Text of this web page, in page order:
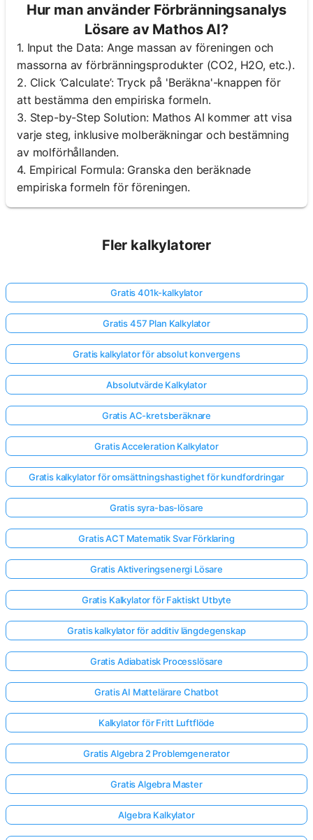
Hur man använder Förbränningsanalys
Lösare av Mathos AI?
1. Input the Data: Ange massan av föreningen och
massorna av förbränningsprodukter (CO2, H2O, etc.).
2. Click ‘Calculate’: Tryck på 'Beräkna'-knappen för
att bestämma den empiriska formeln.
3. Step-by-Step Solution: Mathos AI kommer att visa
varje steg, inklusive molberäkningar och bestämning
av molförhållanden.
4. Empirical Formula: Granska den beräknade
empiriska formeln för föreningen.
Fler kalkylatorer
Gratis 401k-kalkylator
Gratis 457 Plan Kalkylator
Gratis kalkylator för absolut konvergens
Absolutvärde Kalkylator
Gratis AC-kretsberäknare
Gratis Acceleration Kalkylator
Gratis kalkylator för omsättningshastighet för kundfordringar
Gratis syra-bas-lösare
Gratis ACT Matematik Svar Förklaring
Gratis Aktiveringsenergi Lösare
Gratis Kalkylator för Faktiskt Utbyte
Gratis kalkylator för additiv längdegenskap
Gratis Adiabatisk Processlösare
Gratis AI Mattelärare Chatbot
Kalkylator för Fritt Luftflöde
Gratis Algebra 2 Problemgenerator
Gratis Algebra Master
Algebra Kalkylator